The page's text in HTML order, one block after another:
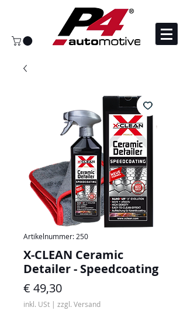
Artikelnummer: 250
X-CLEAN Ceramic
Detailer - Speedcoating
€ 49,30Preis
inkl. USt | zzgl. Versand